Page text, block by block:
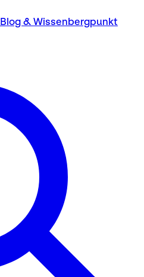
Blog & Wissenbergpunkt